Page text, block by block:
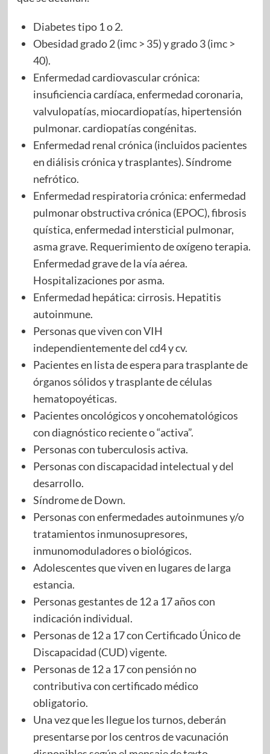
Diabetes tipo 1 o 2.
Obesidad grado 2 (imc > 35) y grado 3 (imc >
40).
Enfermedad cardiovascular crónica:
insuficiencia cardíaca, enfermedad coronaria,
valvulopatías, miocardiopatías, hipertensión
pulmonar. cardiopatías congénitas.
Enfermedad renal crónica (incluidos pacientes
en diálisis crónica y trasplantes). Síndrome
nefrótico.
Enfermedad respiratoria crónica: enfermedad
pulmonar obstructiva crónica (EPOC), fibrosis
quística, enfermedad intersticial pulmonar,
asma grave. Requerimiento de oxígeno terapia.
Enfermedad grave de la vía aérea.
Hospitalizaciones por asma.
Enfermedad hepática: cirrosis. Hepatitis
autoinmune.
Personas que viven con VIH
independientemente del cd4 y cv.
Pacientes en lista de espera para trasplante de
órganos sólidos y trasplante de células
hematopoyéticas.
Pacientes oncológicos y oncohematológicos
con diagnóstico reciente o “activa”.
Personas con tuberculosis activa.
Personas con discapacidad intelectual y del
desarrollo.
Síndrome de Down.
Personas con enfermedades autoinmunes y/o
tratamientos inmunosupresores,
inmunomoduladores o biológicos.
Adolescentes que viven en lugares de larga
estancia.
Personas gestantes de 12 a 17 años con
indicación individual.
Personas de 12 a 17 con Certificado Único de
Discapacidad (CUD) vigente.
Personas de 12 a 17 con pensión no
contributiva con certificado médico
obligatorio.
Una vez que les llegue los turnos, deberán
presentarse por los centros de vacunación